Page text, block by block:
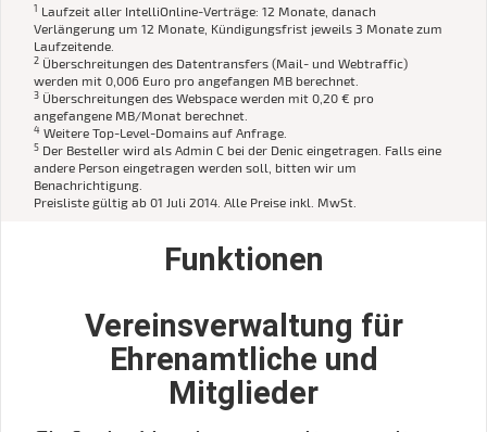
1 Laufzeit aller IntelliOnline-Verträge: 12 Monate, danach
Verlängerung um 12 Monate, Kündigungsfrist jeweils 3 Monate zum
Laufzeitende.
2 Überschreitungen des Datentransfers (Mail- und Webtraffic)
werden mit 0,006 Euro pro angefangen MB berechnet.
3 Überschreitungen des Webspace werden mit 0,20 € pro
angefangene MB/Monat berechnet.
4 Weitere Top-Level-Domains auf Anfrage.
5 Der Besteller wird als Admin C bei der Denic eingetragen. Falls eine
andere Person eingetragen werden soll, bitten wir um
Benachrichtigung.
Preisliste gültig ab 01 Juli 2014. Alle Preise inkl. MwSt.
Funktionen
Vereinsverwaltung für
Ehrenamtliche und
Mitglieder